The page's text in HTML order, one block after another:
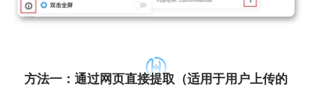
方法一：通过网页直接提取（适用于用户上传的